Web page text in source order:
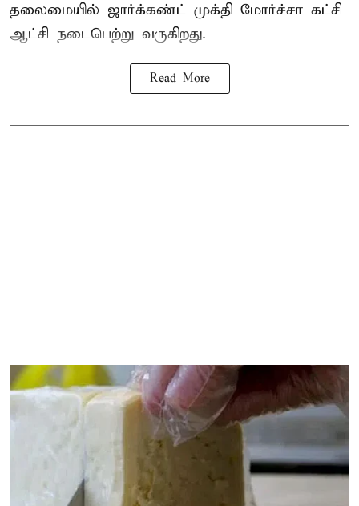
தலைமையில் ஜார்க்கண்ட் முக்தி மோர்ச்சா கட்சி
ஆட்சி நடைபெற்று வருகிறது.
Read More